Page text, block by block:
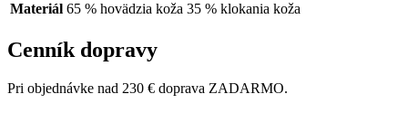
Materiál 65 % hovädzia koža 35 % klokania koža
Cenník dopravy
Pri objednávke nad 230 € doprava ZADARMO.